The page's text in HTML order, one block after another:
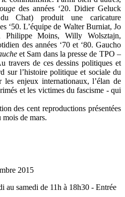
des années ‘20. Didier Geluck
Chat) produit une caricature
‘50. L’équipe de Walter Burniat, Jo
Philippe Moins, Willy Wolsztajn,
des années ‘70 et ‘80. Gaucho
et Sam dans la presse de TPO –
de ces dessins politiques et
sur l’histoire politique et sociale du
enjeux internationaux, l’élan de
et les victimes du fascisme - qui
des cent reproductions présentées
de mars.
2015
au samedi de 11h à 18h30 - Entrée